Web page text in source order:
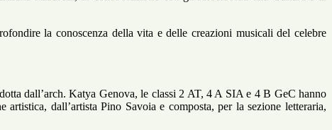
la conoscenza della vita e delle creazioni musicali del celebre
dall’arch. Katya Genova, le classi 2 AT, 4 A SIA e 4 B GeC hanno
dall’artista Pino Savoia e composta, per la sezione letteraria,